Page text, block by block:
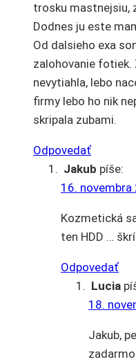
trosku mastnejsiu,
Dodnes ju este
Od dalsieho exa
zalohovanie fotiek.
nevytiahla, lebo
firmy lebo ho nik
skripala zubami.
Odpovedať
Jakub píše:
16.
Kozmetická
ten HDD …
Odpovedať
Lucia
18.
Jakub,